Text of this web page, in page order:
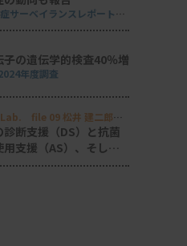
サーベイランスレポート
子の遺伝学的検査40％増
年度調査
file 09 松井 建二郎
大学病院臨床検査部微生物
室）
診断支援（DS）と抗菌
用支援（AS）、そして